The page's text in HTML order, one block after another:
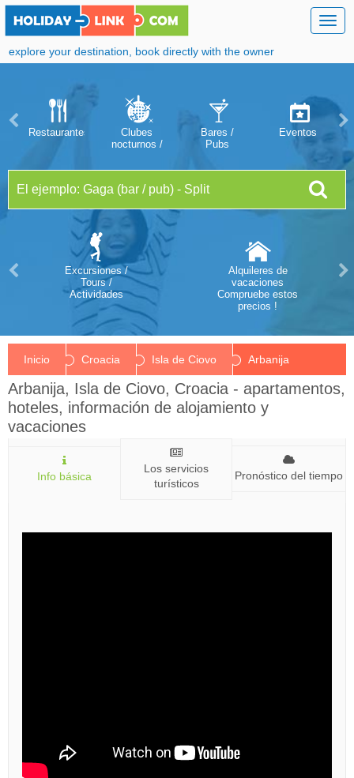
explore your destination, book directly with the owner
Restaurantes
Clubes
nocturnos /
Bares /
Pubs
Eventos
Excursiones /
Tours /
Actividades
Alquileres de
vacaciones
Compruebe estos
precios !
Inicio Croacia Isla de Ciovo Arbanija
Arbanija, Isla de Ciovo, Croacia - apartamentos,
hoteles, información de alojamiento y
vacaciones
Info básica
Los servicios
turísticos
Pronóstico del tiempo